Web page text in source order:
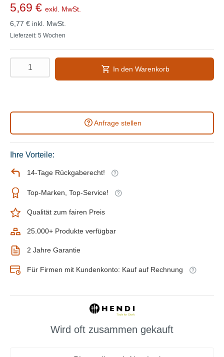
5,69 € exkl. MwSt.
6,77 € inkl. MwSt.
Lieferzeit: 5 Wochen
In den Warenkorb
Anfrage stellen
Ihre Vorteile:
14-Tage Rückgaberecht!
Top-Marken, Top-Service!
Qualität zum fairen Preis
25.000+ Produkte verfügbar
2 Jahre Garantie
Für Firmen mit Kundenkonto: Kauf auf Rechnung
Wird oft zusammen gekauft